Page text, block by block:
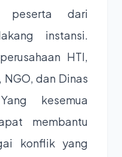
peserta dari
instansi.
HTI,
dan Dinas
kesemua
membantu
konflik yang